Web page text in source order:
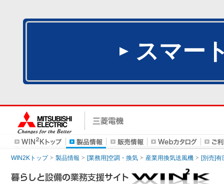
スマー
WIN2Kトップ 製品情報 [業務用]空調・換気 産業用換気送風機 [別売]有